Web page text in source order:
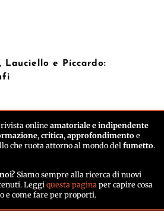
Lauciello e Piccardo:
online amatoriale e indipendente
, critica, approfondimento e
che ruota attorno al mondo del fumetto.
Siamo sempre alla ricerca di nuovi
Leggi questa paginaper capire cosa
e come fare per proporti.